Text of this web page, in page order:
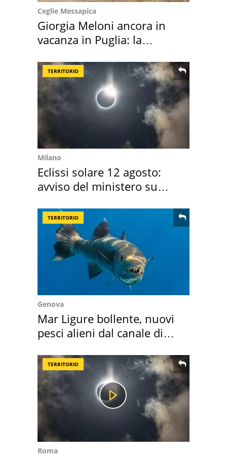
Ceglie Messapica
Giorgia Meloni ancora in
vacanza in Puglia: la
TERRITORIO
Milano
Eclissi solare 12 agosto:
avviso del ministero su
TERRITORIO
Genova
Mar Ligure bollente, nuovi
pesci alieni dal canale di
TERRITORIO
Roma